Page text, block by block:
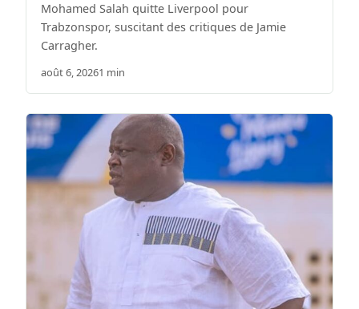
Mohamed Salah quitte Liverpool pour
Trabzonspor, suscitant des critiques de Jamie
Carragher.
août 6, 20261 min